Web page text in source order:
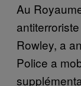
Au
Rowley, a
Police a